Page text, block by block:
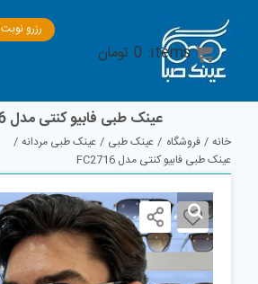
content
رزرو نوبت
عینک طبی فابیو کنتی مدل FC2716
خانه فروشگاه عینک طبی
عینک طبی مردانه
عینک طبی فابیو کنتی مدل FC2716
items:
0 تومان